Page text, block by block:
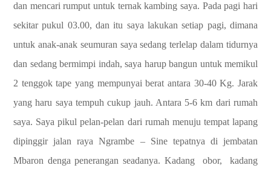
dan mencari rumput untuk ternak kambing saya. Pada pagi hari
sekitar pukul 03.00, dan itu saya lakukan setiap pagi, dimana
untuk anak-anak seumuran saya sedang terlelap dalam tidurnya
dan sedang bermimpi indah, saya harup bangun untuk memikul
2 tenggok tape yang mempunyai berat antara 30-40 Kg. Jarak
yang haru saya tempuh cukup jauh. Antara 5-6 km dari rumah
saya. Saya pikul pelan-pelan dari rumah menuju tempat lapang
dipinggir jalan raya Ngrambe – Sine tepatnya di jembatan
Mbaron denga penerangan seadanya. Kadang obor, kadang